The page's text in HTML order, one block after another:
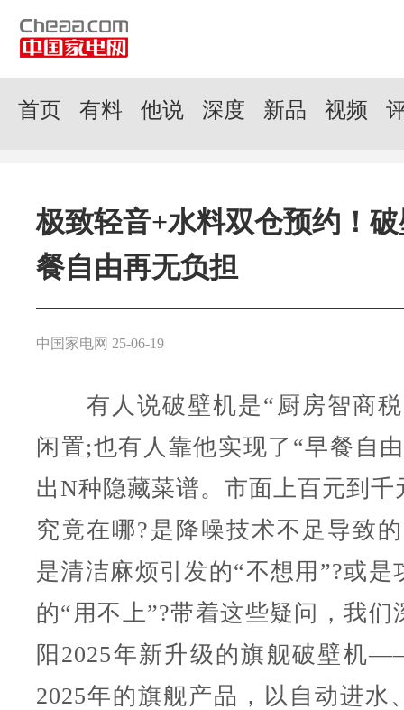
首页 有料 他说 深度 新品 视频
极致轻音+水料双仓预约！
餐自由再无负担
中国家电网 25-06-19
有人说破壁机是“厨房智商税
闲置;也有人靠他实现了“早餐自
出N种隐藏菜谱。市面上百元到千
究竟在哪?是降噪技术不足导致
是清洁麻烦引发的“不想用”?或是
的“用不上”?带着这些疑问，我们
阳2025年新升级的旗舰破壁机
2025年的旗舰产品，以自动进水